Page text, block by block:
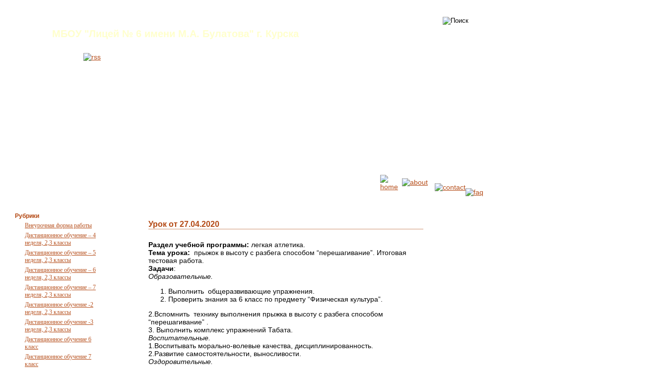
МБОУ "Лицей № 6 имени М.А. Булатова" г. Курска
Рубрики
Внеурочная форма работы
Дистанционное обучение – 4
неделя, 2,3 классы
Дистанционное обучение – 5
неделя, 2,3 классы
Дистанционное обучение – 6
неделя, 2,3 классы
Дистанционное обучение – 7
неделя, 2,3 классы
Дистанционное обучение -2
неделя, 2,3 классы
Дистанционное обучение -3
неделя, 2,3 классы
Дистанционное обучение 6
класс
Дистанционное обучение 7
класс
Урок от 27.04.2020
Раздел учебной программы: легкая атлетика.
Тема урока: прыжок в высоту с разбега способом “перешагивание”. Итоговая
тестовая работа.
Задачи:
Образовательные.
Выполнить общеразвивающие упражнения.
Проверить знания за 6 класс по предмету “Физическая культура”.
2.Вспомнить технику выполнения прыжка в высоту с разбега способом
“перешагивание” .
3. Выполнить комплекс упражнений Табата.
Воспитательные.
1.Воспитывать морально-волевые качества, дисциплинированность.
2.Развитие самостоятельности, выносливости.
Оздоровительные.